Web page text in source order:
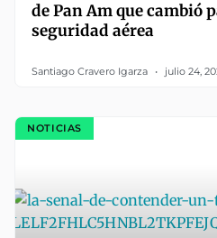
de Pan Am que cambió
seguridad aérea
Santiago Cravero Igarza julio 24,
NOTICIAS